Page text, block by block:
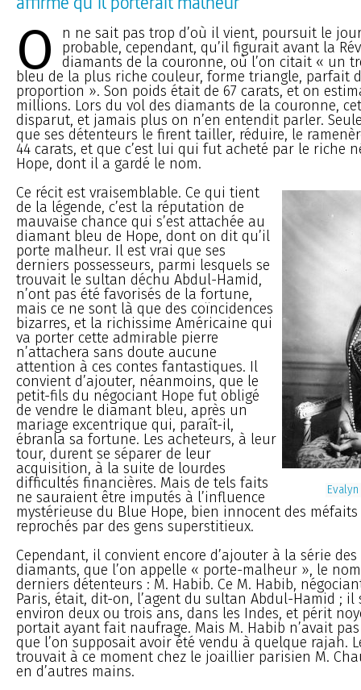
O
n ne sait pas trop d’où il vient, poursuit le
probable, cependant, qu’il figurait avant la
diamants de la couronne, où l’on citait « un
bleu de la plus riche couleur, forme triangle, parfait
proportion ». Son poids était de 67 carats, et on
millions. Lors du vol des diamants de la couronne,
disparut, et jamais plus on n’en entendit parler.
que ses détenteurs le firent tailler, réduire, le
44 carats, et que c’est lui qui fut acheté par le riche
Hope, dont il a gardé le nom.
Ce récit est vraisemblable. Ce qui tient
de la légende, c’est la réputation de
mauvaise chance qui s’est attachée au
diamant bleu de Hope, dont on dit qu’il
porte malheur. Il est vrai que ses
derniers possesseurs, parmi lesquels se
trouvait le sultan déchu Abdul-Hamid,
n’ont pas été favorisés de la fortune,
mais ce ne sont là que des coïncidences
bizarres, et la richissime Américaine qui
va porter cette admirable pierre
n’attachera sans doute aucune
attention à ces contes fantastiques. Il
convient d’ajouter, néanmoins, que le
petit-fils du négociant Hope fut obligé
de vendre le diamant bleu, après un
mariage excentrique qui, paraît-il,
ébranla sa fortune. Les acheteurs, à leur
tour, durent se séparer de leur
acquisition, à la suite de lourdes
difficultés financières. Mais de tels faits
ne sauraient être imputés à l’influence
mystérieuse du Blue Hope, bien innocent des
reprochés par des gens superstitieux.
Cependant, il convient encore d’ajouter à la série
diamants, que l’on appelle « porte-malheur », le nom
derniers détenteurs : M. Habib. Ce M. Habib,
Paris, était, dit-on, l’agent du sultan Abdul-Hamid ; il
environ deux ou trois ans, dans les Indes, et périt
portait ayant fait naufrage. Mais M. Habib n’avait
que l’on supposait avoir été vendu à quelque rajah.
trouvait à ce moment chez le joaillier parisien M.
en d’autres mains.